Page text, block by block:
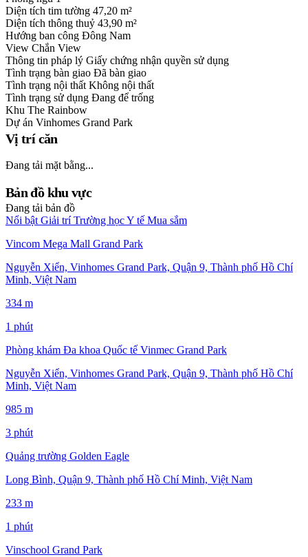
Diện tích tim tường 47,20 m²
Diện tích thông thuỷ 43,90 m²
Hướng ban công Đông Nam
View Chắn View
Thông tin pháp lý Giấy chứng nhận quyền sử dụng
Tình trạng bàn giao Đã bàn giao
Tình trạng nội thất Không nội thất
Tình trạng sử dụng Đang để trống
Khu The Rainbow
Dự án Vinhomes Grand Park
Vị trí căn
Đang tải mặt bằng...
Bản đồ khu vực
Đang tải bản đồ
Nổi bật Giải trí Trường họcY tế Mua sắm
Vincom Mega Mall Grand Park
Nguyễn Xiển, Vinhomes Grand Park, Quận 9, Thành phố Hồ Chí
Minh, Việt Nam
334 m
1 phút
Phòng khám Đa khoa Quốc tế Vinmec Grand Park
Nguyễn Xiển, Vinhomes Grand Park, Quận 9, Thành phố Hồ Chí
Minh, Việt Nam
985 m
3 phút
Quảng trường Golden Eagle
Long Bình, Quận 9, Thành phố Hồ Chí Minh, Việt Nam
233 m
1 phút
Vinschool Grand Park